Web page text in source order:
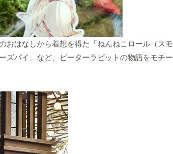
おはなしから着想を得た「ねんねこロール（スモ
ズパイ」など、ピーターラビットの物語をモチー